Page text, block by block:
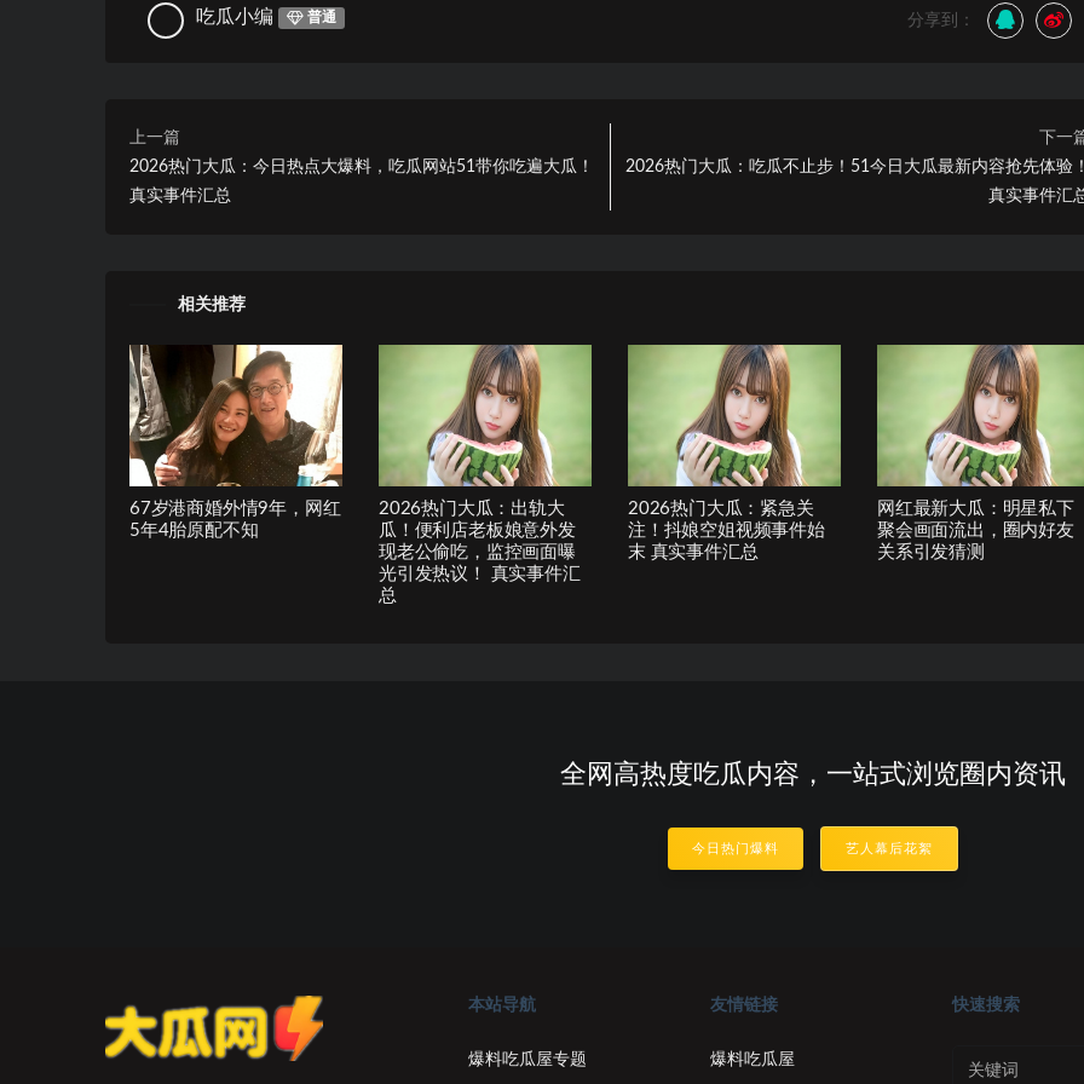
吃瓜小编 普通 分享到：
上一篇
2026热门大瓜：今日热点大爆料，吃瓜网站51带你吃遍大瓜！
真实事件汇总
下一
2026热门大瓜：吃瓜不止步！51今日大瓜最新内容抢先体验！
真实事件汇
相关推荐
67岁港商婚外情9年，网红
5年4胎原配不知
2026热门大瓜：出轨大
瓜！便利店老板娘意外发
现老公偷吃，监控画面曝
光引发热议！ 真实事件汇
总
2026热门大瓜：紧急关
注！抖娘空姐视频事件始
末 真实事件汇总
网红最新大瓜：明星私下
聚会画面流出，圈内好友
关系引发猜测
全网高热度吃瓜内容，一站式浏览圈内资讯
今日热门爆料 艺人幕后花絮
本站导航
爆料吃瓜屋专题
友情链接
爆料吃瓜屋
快速搜索